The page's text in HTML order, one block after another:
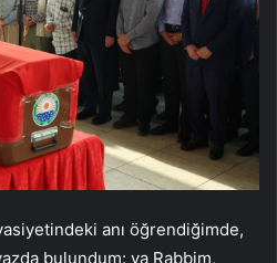
anı öğrendiğimde,
bulundum: ya Rabbim,